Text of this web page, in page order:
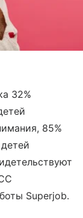
32%
85%
Superjob.